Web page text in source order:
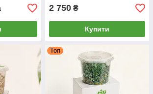
2 750 ₴
Купити
Топ